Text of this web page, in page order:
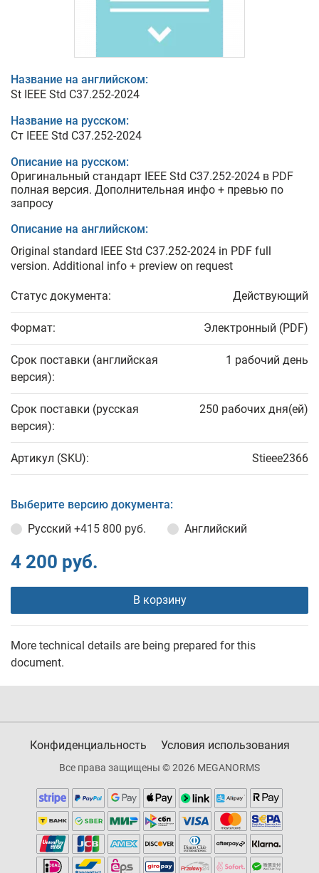
Название на английском:
St IEEE Std C37.252-2024
Название на русском:
Ст IEEE Std C37.252-2024
Описание на русском:
Оригинальный стандарт IEEE Std C37.252-2024 в PDF
полная версия. Дополнительная инфо + превью по
запросу
Описание на английском:
Original standard IEEE Std C37.252-2024 in PDF full
version. Additional info + preview on request
Статус документа: Действующий
Формат: Электронный (PDF)
Срок поставки (английская
версия):
1 рабочий день
Срок поставки (русская
версия):
250 рабочих дня(ей)
Артикул (SKU): Stieee2366
Выберите версию документа:
Русский +415 800 руб. Английский
4 200 руб.
В корзину
More technical details are being prepared for this
document.
Конфиденциальность Условия использования
Все права защищены © 2026 MEGANORMS